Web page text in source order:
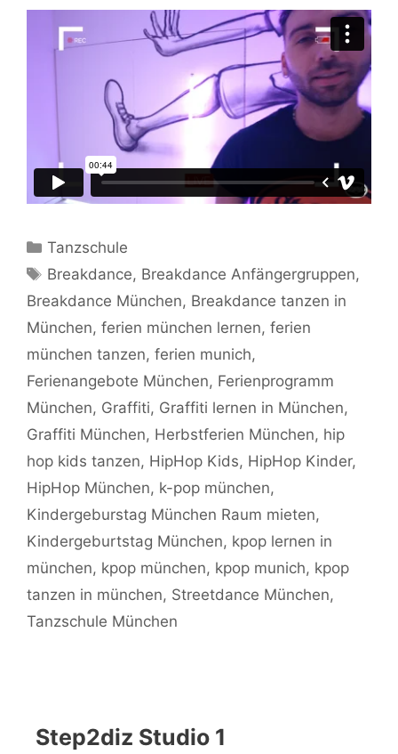
Kategorien
Tanzschule
Schlagwörter
Breakdance, Breakdance Anfängergruppen,
Breakdance München, Breakdance tanzen in
München, ferien münchen lernen, ferien
münchen tanzen, ferien munich,
Ferienangebote München, Ferienprogramm
München, Graffiti, Graffiti lernen in München,
Graffiti München, Herbstferien München, hip
hop kids tanzen, HipHop Kids, HipHop Kinder,
HipHop München, k-pop münchen,
Kindergeburstag München Raum mieten,
Kindergeburtstag München, kpop lernen in
münchen, kpop münchen, kpop munich, kpop
tanzen in münchen, Streetdance München,
Tanzschule München
Step2diz Studio 1